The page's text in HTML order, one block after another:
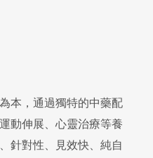
本，通過獨特的中藥配
動伸展、心靈治療等養
針對性、見效快、純自